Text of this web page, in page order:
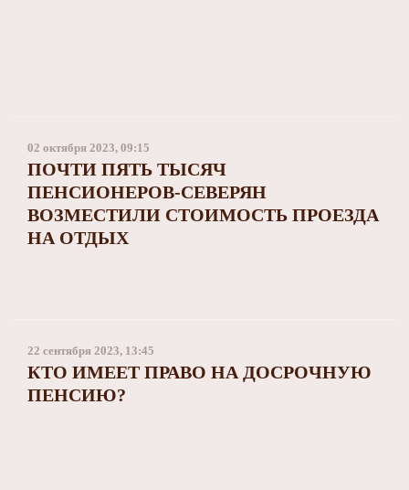
02 октября 2023, 09:15
ПОЧТИ ПЯТЬ ТЫСЯЧ
ПЕНСИОНЕРОВ-СЕВЕРЯН
ВОЗМЕСТИЛИ СТОИМОСТЬ ПРОЕЗДА
НА ОТДЫХ
22 сентября 2023, 13:45
КТО ИМЕЕТ ПРАВО НА ДОСРОЧНУЮ
ПЕНСИЮ?